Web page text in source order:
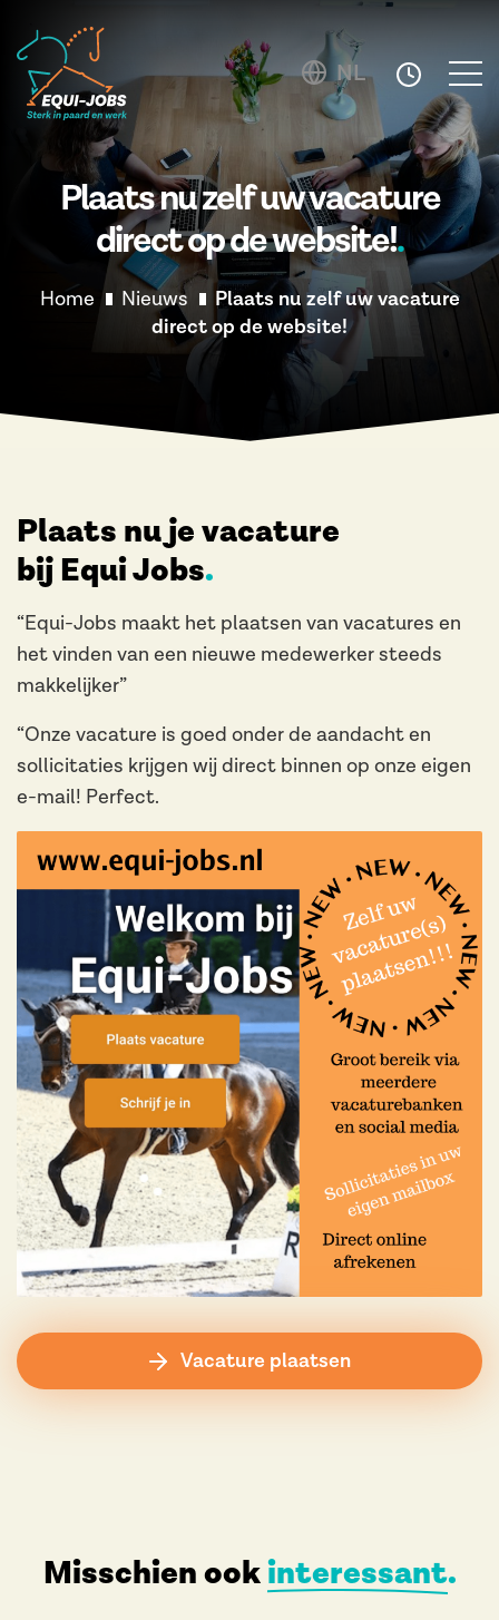
NL
Plaats nu zelf uw vacature
direct op de website!
Home Nieuws
Plaats nu zelf uw vacature
direct op de website!
Plaats nu je vacature
bij Equi Jobs
“Equi-Jobs maakt het plaatsen van vacatures en
het vinden van een nieuwe medewerker steeds
makkelijker”
“Onze vacature is goed onder de aandacht en
sollicitaties krijgen wij direct binnen op onze eigen
e-mail! Perfect.
Vacature plaatsen
Misschien ookinteressant